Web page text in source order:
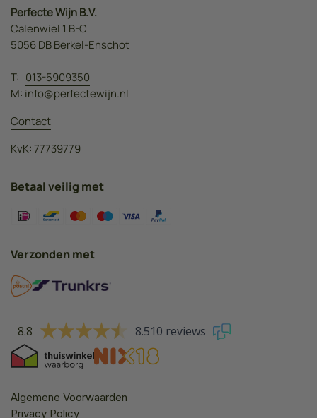
Perfecte Wijn B.V.
Calenwiel 1 B-C
5056 DB Berkel-Enschot
T: 013-5909350
M: info@perfectewijn.nl
Contact
KvK: 77739779
Betaal veilig met
Verzonden met
8.8 8.510 reviews
Algemene Voorwaarden
Privacy Policy